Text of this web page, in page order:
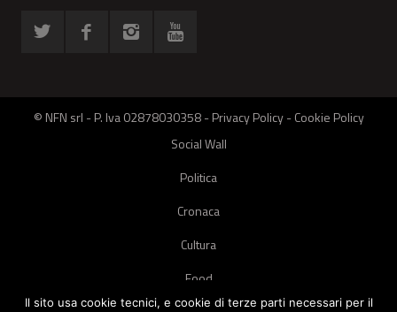
© NFN srl - P. Iva 02878030358 -Privacy Policy-Cookie Policy
Social Wall
Politica
Cronaca
Cultura
Food
Il sito usa cookie tecnici, e cookie di terze parti necessari per il